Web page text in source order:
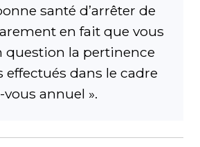
santé d’arrêter de
en fait que vous
question la pertinence
effectués dans le cadre
annuel ».